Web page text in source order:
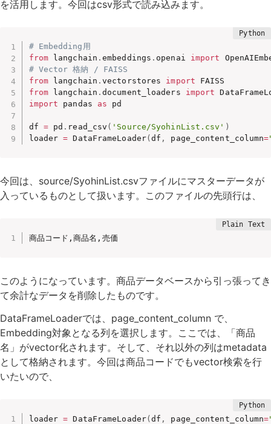
を活用します。今回はcsv形式で読み込みます。
# Embedding用
from langchain .embeddings . openai import
# Vector 格納 / FAISS
from langchain .vectorstores import
from langchain .document_loaders import
import pandas as pd
df = pd . read_csv ( 'Source/SyohinList.csv' )
loader = DataFrameLoader(df , page_content_column=
今回は、source/SyohinList.csvファイルにマスターデータが
入っているものとして扱います。このファイルの先頭行は、
商品コード,商品名,売価
このようになっています。商品データベースから引っ張ってき
て余計なデータを削除したものです。
DataFrameLoaderでは、page_content_column で、
Embedding対象となる列を選択します。ここでは、「商品
名」がvector化されます。そして、それ以外の列はmetadata
として格納されます。今回は商品コードでもvector検索を行
いたいので、
loader = DataFrameLoader(df , page_content_column=